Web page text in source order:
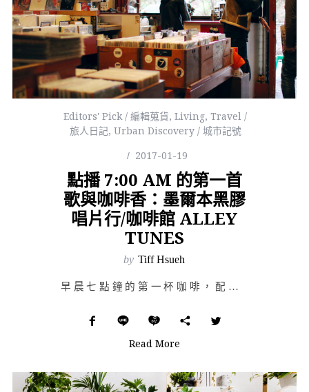
Editors' Pick / 編輯蒐貨,Living,Travel /
旅人日記, Urban Discovery / 城市記號
2017-01-19
點播 7:00 AM 的第一首
歌與咖啡香：墨爾本黑膠
唱片行/咖啡館 ALLEY
TUNES
by Tiff Hsueh
早晨七點鐘的第一杯咖啡，配上從黑膠唱盤中流動出的音樂。人生苦短，怎可不把握這樣幸福滿足的時刻。 &n…
Read More